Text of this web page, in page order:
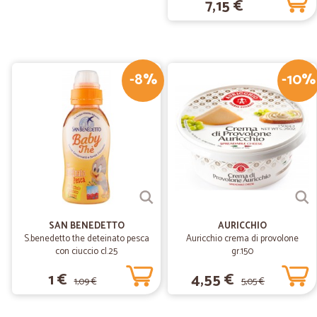
7,15 €
-8%
SAN BENEDETTO
S.benedetto the deteinato pesca
con ciuccio cl.25
1 € 1,09 €
-10%
AURICCHIO
Auricchio crema di provolone
gr.150
4,55 € 5,05 €